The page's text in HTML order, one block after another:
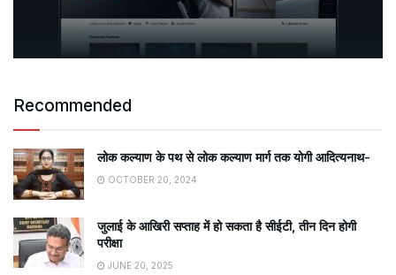
Recommended
लोक कल्याण के पथ से लोक कल्याण मार्ग तक योगी आदित्यनाथ-
OCTOBER 20, 2024
जुलाई के आखिरी सप्ताह में हो सकता है सीईटी, तीन दिन होगी
परीक्षा
JUNE 20, 2025